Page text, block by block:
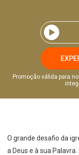
Promoção válida para
O grande desafio da
a Deus e à sua